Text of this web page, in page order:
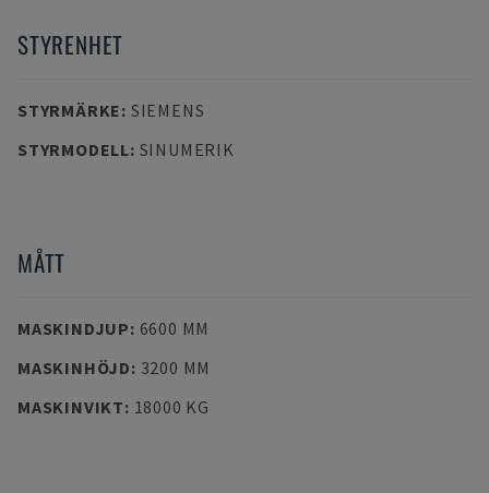
STYRENHET
STYRMÄRKE: SIEMENS
STYRMODELL: SINUMERIK
MÅTT
MASKINDJUP: 6600 MM
MASKINHÖJD: 3200 MM
MASKINVIKT: 18000 KG